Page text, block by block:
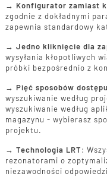
→ Konfigurator zamiast
zgodnie z dokładnymi
zapewnia standardowy
→ Jedno kliknięcie dla
wysyłania kłopotliwych
próbki bezpośrednio z
→ Pięć sposobów
wyszukiwanie według
wyszukiwanie według
magazynu - wybierasz
projektu.
→ Technologia LRT:
rezonatorami o
niezawodności